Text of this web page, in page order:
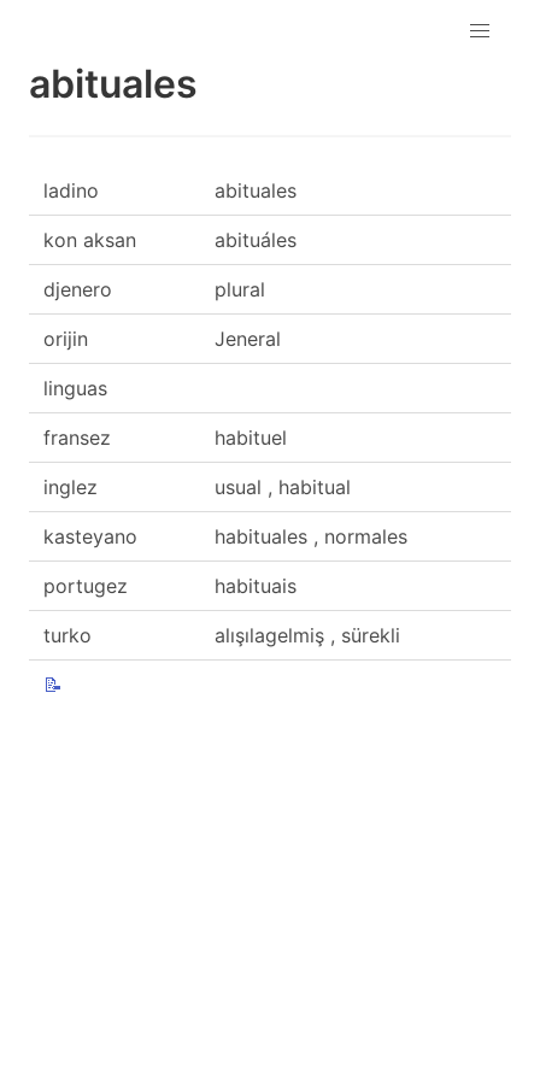
abituales
ladino abituales
kon aksan abituáles
djenero plural
orijin Jeneral
linguas
fransez habituel
inglez usual , habitual
kasteyano habituales , normales
portugez habituais
turko alışılagelmiş , sürekli
📝